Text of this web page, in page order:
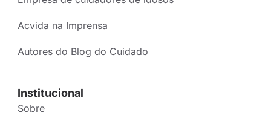
Acvida na Imprensa
Autores do Blog do Cuidado
Institucional
Sobre